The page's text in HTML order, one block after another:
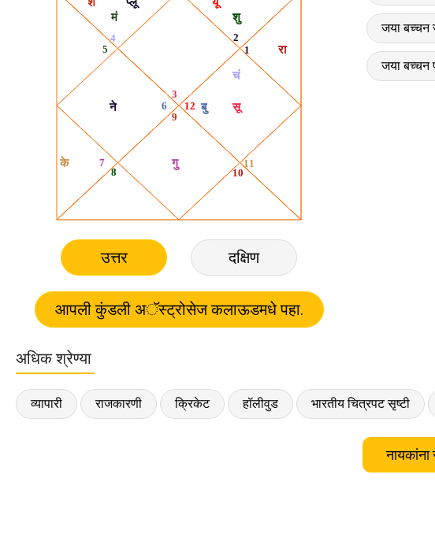
उत्तर दक्षिण
जया
जया बच्चन
अधिक श्रेण्या
व्यापारी राजकारणी क्रिकेट हॉलीवुड भारतीय चित्रपट सृष्टी